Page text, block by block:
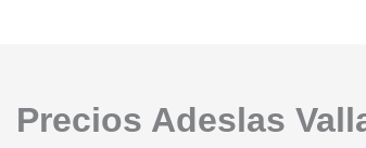
Precios Adeslas